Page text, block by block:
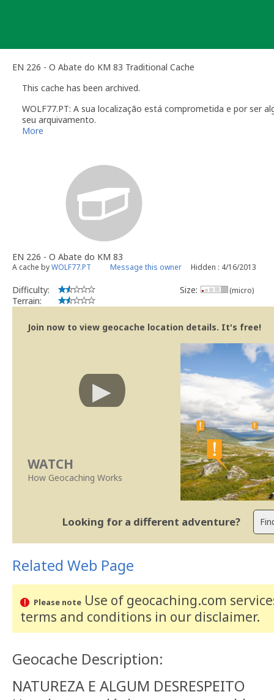
EN 226 - O Abate do KM 83 Traditional Cache
This cache has been archived.
WOLF77.PT: A sua localização está comprometida e por ser
seu arquivamento.
More
EN 226 - O Abate do KM 83
A cache byWOLF77.PT Message this owner Hidden : 4/16/2013
Difficulty:
Terrain:
Size: (micro)
Join now to view geocache location details. It's free!
WATCH
How Geocaching Works
Looking for a different adventure?
Related Web Page
Please noteUse of geocaching.com
terms and conditions in our disclaimer.
Geocache Description:
NATUREZA E ALGUM DESRESPEITO